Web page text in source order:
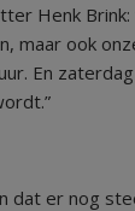
Henk
maar ook
En
dat er nog